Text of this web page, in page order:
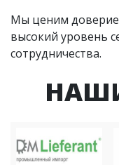
Мы ценим доверие
высокий уровень
сотрудничества.